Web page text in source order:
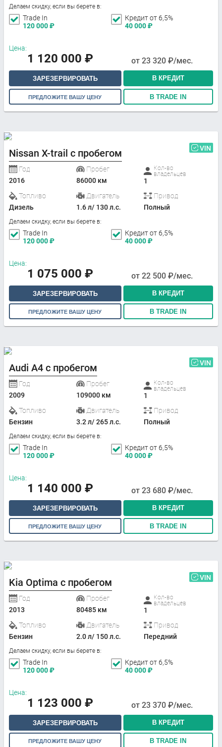
Делаем скидку, если вы берете в:
Trade In
120 000₽
Кредит от 6,5%
40 000₽
Цена:
1 120 000 ₽ от 23 320 ₽/мес.
ЗАРЕЗЕРВИРОВАТЬ В КРЕДИТ
ПРЕДЛОЖИТЕ ВАШУ ЦЕНУ В TRADE IN
Nissan X-trail с пробегом VIN
Год
2016
Пробег
86000 км
Кол-во
владельцев
1
Топливо
Дизель
Двигатель
1.6 л/ 130 л.с.
Привод
Полный
Делаем скидку, если вы берете в:
Trade In
120 000₽
Кредит от 6,5%
40 000₽
Цена:
1 075 000 ₽ от 22 500 ₽/мес.
ЗАРЕЗЕРВИРОВАТЬ В КРЕДИТ
ПРЕДЛОЖИТЕ ВАШУ ЦЕНУ В TRADE IN
Audi A4 с пробегом VIN
Год
2009
Пробег
109000 км
Кол-во
владельцев
1
Топливо
Бензин
Двигатель
3.2 л/ 265 л.с.
Привод
Полный
Делаем скидку, если вы берете в:
Trade In
120 000₽
Кредит от 6,5%
40 000₽
Цена:
1 140 000 ₽ от 23 680 ₽/мес.
ЗАРЕЗЕРВИРОВАТЬ В КРЕДИТ
ПРЕДЛОЖИТЕ ВАШУ ЦЕНУ В TRADE IN
Kia Optima с пробегом VIN
Год
2013
Пробег
80485 км
Кол-во
владельцев
1
Топливо
Бензин
Двигатель
2.0 л/ 150 л.с.
Привод
Передний
Делаем скидку, если вы берете в:
Trade In
120 000₽
Кредит от 6,5%
40 000₽
Цена:
1 123 000 ₽ от 23 370 ₽/мес.
ЗАРЕЗЕРВИРОВАТЬ В КРЕДИТ
ПРЕДЛОЖИТЕ ВАШУ ЦЕНУ В TRADE IN